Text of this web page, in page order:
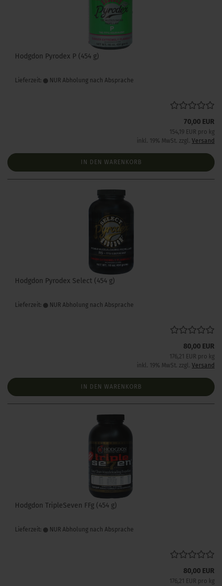
Hodgdon Pyrodex P (454 g)
Lieferzeit: NUR Abholung nach Absprache
70,00 EUR
154,19 EUR pro kg
inkl. 19% MwSt. zzgl. Versand
IN DEN WARENKORB
Hodgdon Pyrodex Select (454 g)
Lieferzeit: NUR Abholung nach Absprache
80,00 EUR
176,21 EUR pro kg
inkl. 19% MwSt. zzgl. Versand
IN DEN WARENKORB
Hodgdon TripleSeven FFg (454 g)
Lieferzeit: NUR Abholung nach Absprache
80,00 EUR
176,21 EUR pro kg